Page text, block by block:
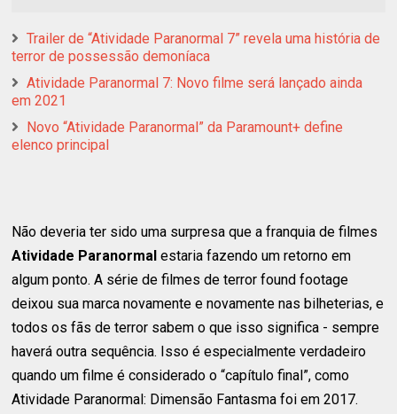
Trailer de “Atividade Paranormal 7” revela uma história de
terror de possessão demoníaca
Atividade Paranormal 7: Novo filme será lançado ainda
em 2021
Novo “Atividade Paranormal” da Paramount+ define
elenco principal
Não deveria ter sido uma surpresa que a franquia de filmes
Atividade Paranormalestaria fazendo um retorno em
algum ponto. A série de filmes de terror found footage
deixou sua marca novamente e novamente nas bilheterias, e
todos os fãs de terror sabem o que isso significa - sempre
haverá outra sequência. Isso é especialmente verdadeiro
quando um filme é considerado o “capítulo final”, como
Atividade Paranormal: Dimensão Fantasma foi em 2017.